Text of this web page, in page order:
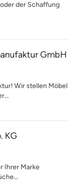
oder der Schaffung
GmbH
Wir stellen Möbel
KG
Ihrer Marke